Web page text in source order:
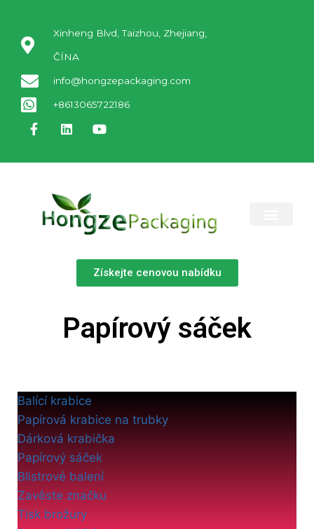
Xinheng Blvd, Taizhou, Zhejiang,
ČÍNA
info@hongzepackaging.com
+8613065722186
Získejte cenovou nabídku
Papírový sáček
Balící krabice
Papírová krabice na trubky
Dárková krabička
Papírový sáček
Blistrové balení
Zavěste značku
Tisk brožury